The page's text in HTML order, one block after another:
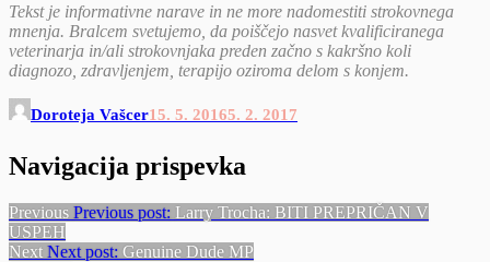
Tekst je informativne narave in ne more nadomestiti strokovnega
mnenja. Bralcem svetujemo, da poiščejo nasvet kvalificiranega
veterinarja in/ali strokovnjaka preden začno s kakršno koli
diagnozo, zdravljenjem, terapijo oziroma delom s konjem.
Doroteja Vašcer15. 5. 20165. 2. 2017
Navigacija prispevka
Previous Previous post: Larry Trocha: BITI PREPRIČAN V
USPEH
Next Next post: Genuine Dude MP